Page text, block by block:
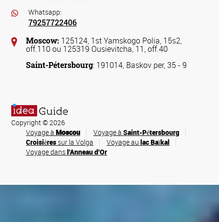
Whatsapp:
79257722406
Moscow: 125124, 1st Yamskogo Polia, 15s2,
off.110 ou 125319 Ousievitcha, 11, off.40
Saint-Pétersbourg: 191014, Baskov per, 35 - 9
Copyright © 2026
Voyage à Moscou Voyage à Saint-Pétersbourg
Croisières sur la Volga Voyage au lac Baïkal
Voyage dansl'Anneau d'Or